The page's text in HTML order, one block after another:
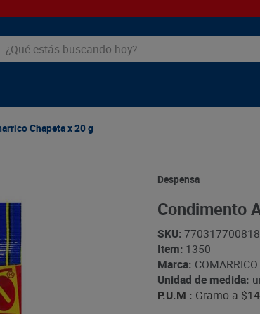
estás buscando hoy?
Chapeta x 20 g
Despensa
Condimento
SKU:
Item: 1350
Marca: COMARRICO
Unidad de medida:
P.U.M : Gramo a